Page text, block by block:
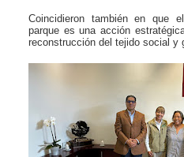
Coincidieron también en que
parque es una acción
reconstrucción del tejido social y